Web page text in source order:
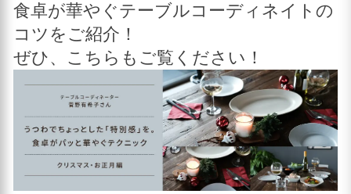
食卓が華やぐテーブルコーディネイトの
コツをご紹介！
ぜひ、こちらもご覧ください！